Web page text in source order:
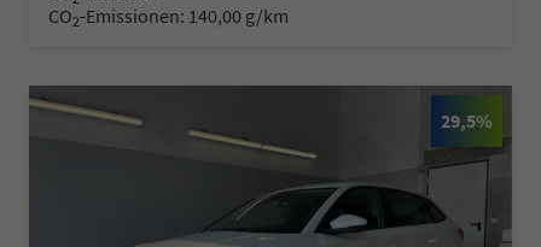
CO2-Emissionen: 140,00 g/km
29,5%